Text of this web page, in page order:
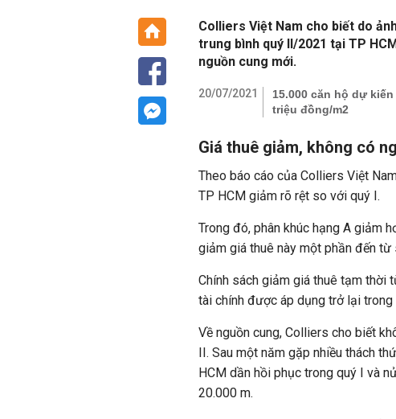
Colliers Việt Nam cho biết do
trung bình quý II/2021 tại TP
nguồn cung mới.
20/07/2021
15.000 căn hộ dự
triệu đồng/m2
Giá thuê giảm, không có
Theo báo cáo của Colliers Việt
TP HCM giảm rõ rệt so với quý I.
Trong đó, phân khúc hạng A giảm
giảm giá thuê này một phần đến
Chính sách giảm giá thuê tạm thời
tài chính được áp dụng trở lại trong
Về nguồn cung, Colliers cho biết
II. Sau một năm gặp nhiều thách
HCM dần hồi phục trong quý I và
20.000 m.